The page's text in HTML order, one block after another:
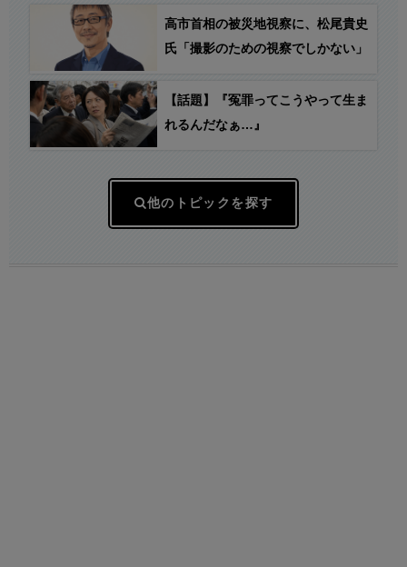
エア姿で“たわわ”スタイル！」
高市首相の被災地視察に、松尾貴史
氏「撮影のための視察でしかない」
【話題】『冤罪ってこうやって生ま
れるんだなぁ…』
他のトピックを探す